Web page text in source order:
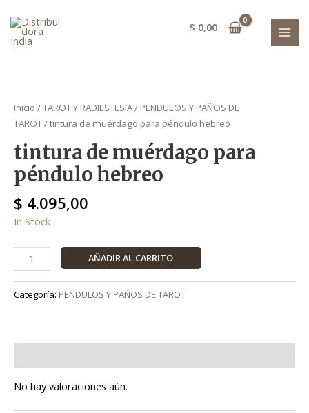
contenido
$ 0,00
Inicio /TAROT Y RADIESTESIA/ PENDULOS Y PAÑOS DE
TAROT/ tintura de muérdago para péndulo hebreo
tintura de muérdago para
péndulo hebreo
$ 4.095,00
In Stock
de
muérdago
péndulo
hebreo
cantidad
AÑADIR AL CARRITO
Categoría: PENDULOS Y PAÑOS DE TAROT
No hay valoraciones aún.
hebreo